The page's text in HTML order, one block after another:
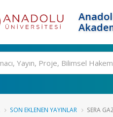
SON EKLENEN YAYINLAR SERA